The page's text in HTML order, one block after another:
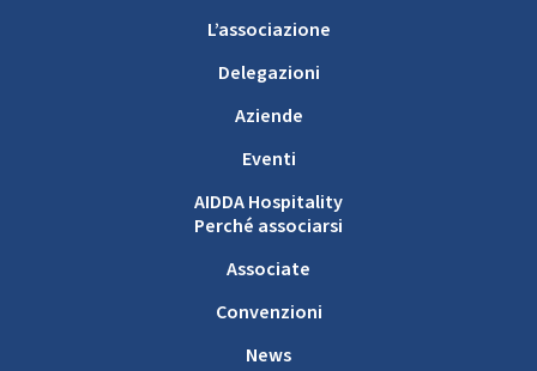
L’associazione
Delegazioni
Aziende
Eventi
AIDDA Hospitality
Perché associarsi
Associate
Convenzioni
News